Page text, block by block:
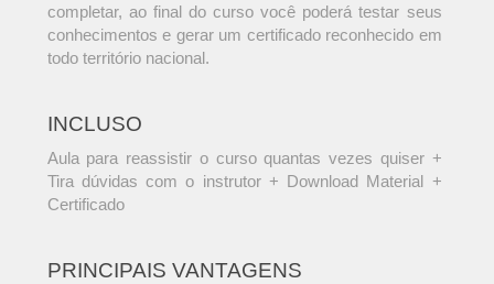
completar, ao final do curso você poderá testar seus
conhecimentos e gerar um certificado reconhecido em
todo território nacional.
INCLUSO
Aula para reassistir o curso quantas vezes quiser +
Tira dúvidas com o instrutor + Download Material +
Certificado
PRINCIPAIS VANTAGENS